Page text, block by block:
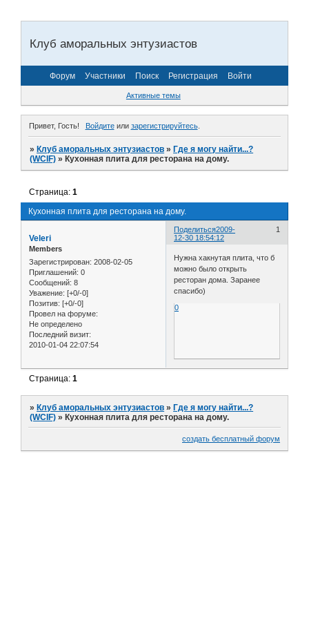
Клуб аморальных энтузиастов
Форум Участники Поиск Регистрация Войти
Активные темы
Привет, Гость! Войдитеили зарегистрируйтесь.
»Клуб аморальных энтузиастов »Где я могу найти...?
(WCIF) »Кухонная плита для ресторана на дому.
Кухонная плита для ресторана на дому.
Страница:1
Поделиться 1
2009-
12-30 18:54:12
Veleri
Members
Зарегистрирован: 2008-02-05
Приглашений: 0
Сообщений: 8
Уважение: [+0/-0]
Позитив: [+0/-0]
Провел на форуме:
Не определено
Последний визит:
2010-01-04 22:07:54
Нужна хакнутая плита, что б
можно было открыть
ресторан дома. Заранее
спасибо)
0
Страница:1
»Клуб аморальных энтузиастов »Где я могу найти...?
(WCIF) »Кухонная плита для ресторана на дому.
создать бесплатный форум